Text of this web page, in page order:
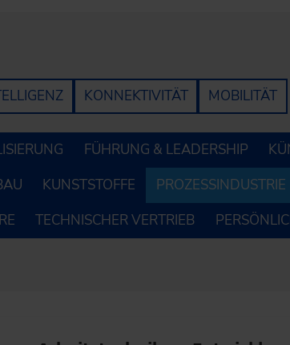
KONNEKTIVITÄT MOBILITÄT
FÜHRUNG & LEADERSHIP
KUNSTSTOFFE PROZESSINDUSTRIE
TECHNISCHER VERTRIEB